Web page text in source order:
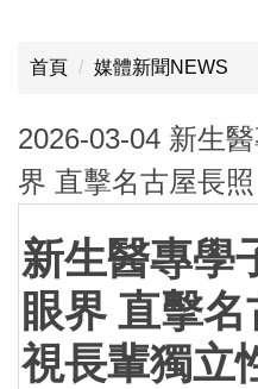
首頁 媒體新聞NEWS
2026-03-04 新生
界 直擊名古屋長
新生醫專學
眼界 直擊
視長輩獨立